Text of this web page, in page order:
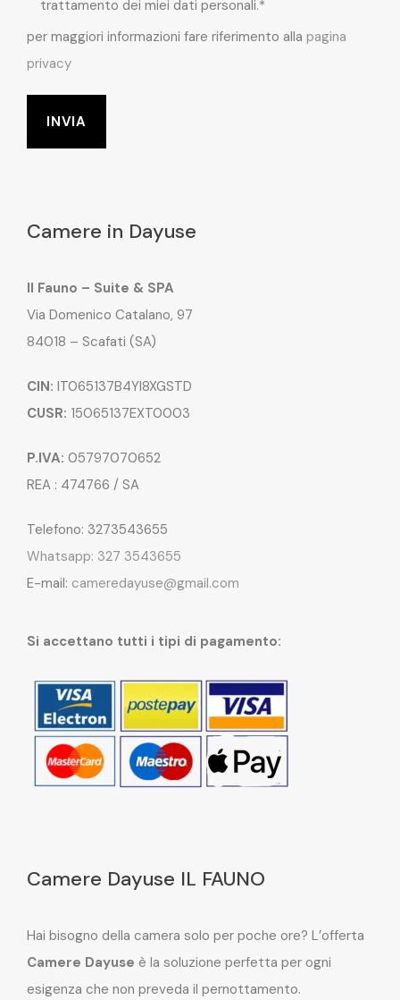
trattamento dei miei dati personali.*
per maggiori informazioni fare riferimento alla pagina
privacy
Camere in Dayuse
Il Fauno – Suite & SPA
Via Domenico Catalano, 97
84018 – Scafati (SA)
CIN: IT065137B4YI8XGSTD
CUSR: 15065137EXT0003
P.IVA: 05797070652
REA : 474766 / SA
Telefono: 3273543655
Whatsapp: 327 3543655
E-mail: cameredayuse@gmail.com
Si accettano tutti i tipi di pagamento:
Camere Dayuse IL FAUNO
Hai bisogno della camera solo per poche ore? L’offerta
Camere Dayuse è la soluzione perfetta per ogni
esigenza che non preveda il pernottamento.